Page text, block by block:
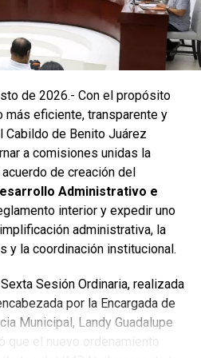
el flujo hidráulico, lo que fue
como una respuesta
y se instaló una nueva
el tránsito de vehículos
se recuperó un espacio
clandestino, del cual se
150 toneladas de
vegetales. Se estima
en dos días.
de SIRESOL Cancún
ilegal de basura. El
ciudadanía a reportar estas
colectivo para mantener
compartida.
de 2026.- Con el propósito
más eficiente, transparente y
Cabildo de Benito Juárez
a comisiones unidas la
de creación del
Administrativo e
interior y expedir uno
administrativa, la
y la coordinación institucional.
Sesión Ordinaria, realizada
por la Encargada de
Municipal, Landy Guadalupe
que el nuevo ordenamiento